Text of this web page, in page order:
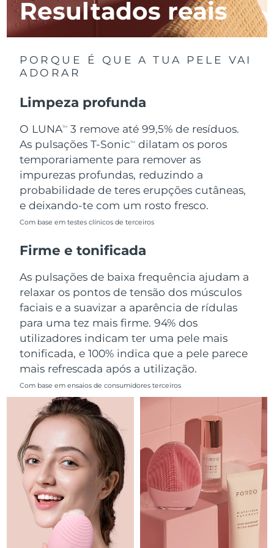
Resultados reais
PORQUE É QUE A TUA PELE VAI
ADORAR
Limpeza profunda
O LUNATM
3 remove até 99,5% de resíduos.
As pulsações T-SonicTM
dilatam os poros
temporariamente para remover as
impurezas profundas, reduzindo a
probabilidade de teres erupções cutâneas,
e deixando-te com um rosto fresco.
Com base em testes clínicos de terceiros
Firme e tonificada
As pulsações de baixa frequência ajudam a
relaxar os pontos de tensão dos músculos
faciais e a suavizar a aparência de rídulas
para uma tez mais firme. 94% dos
utilizadores indicam ter uma pele mais
tonificada, e 100% indica que a pele parece
mais refrescada após a utilização.
Com base em ensaios de consumidores terceiros
Luxemburgo Entrega prevista8/9/26
Macau, RAE da
China
Malta
México Entrega prevista8/13/26
Mônaco Entrega prevista
Países Baixos Entrega prevista8/9/26
Nova Zelândia
Noruega
Omã Entrega prevista8/12/26
Filipinas Entrega prevista8/12/26
Polônia Entrega prevista8/10/26
Portugal Entrega prevista
Porto Rico Entrega prevista8/11/26
Catar Entrega prevista
Reunião Entrega prevista
Romênia Entrega prevista8/9/26
Rússia Entrega prevista 8/17/26
Arábia Saudita